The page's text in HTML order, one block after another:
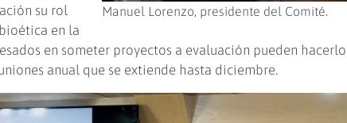
Manuel Lorenzo, presidente del Comité.
su rol
en la
en someter proyectos a evaluación pueden
anual que se extiende hasta diciembre.